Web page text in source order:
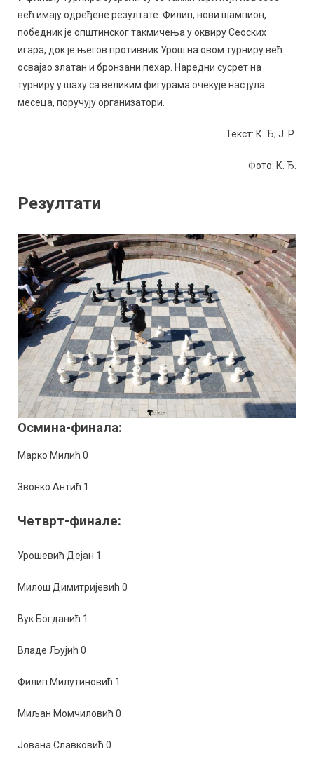
већ имају одређене резултате. Филип, нови шампион,
победник је општинског такмичења у оквиру Сеоских
игара, док је његов противник Урош на овом турниру већ
освајао златан и бронзани пехар. Наредни сусрет на
турниру у шаху са великим фигурама очекује нас јула
месеца, поручују организатори.
Текст: К. Ђ; Ј. Р.
Фото: К. Ђ.
Резултати
Осмина-финала:
Марко Милић 0
Звонко Антић 1
Четврт-финале:
Урошевић Дејан 1
Милош Димитријевић 0
Вук Богданић 1
Владе Љујић 0
Филип Милутиновић 1
Миљан Момчиловић 0
Јована Славковић 0